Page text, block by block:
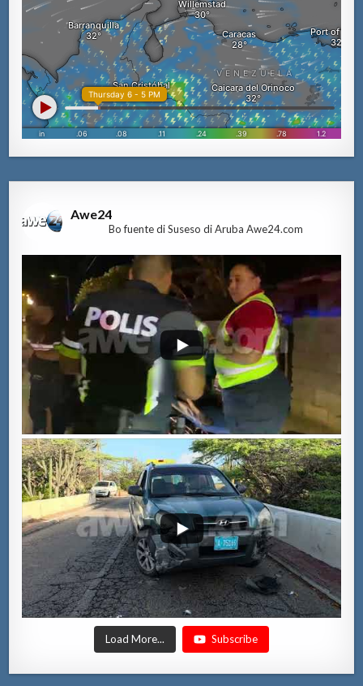
Awe24
Bo fuente di Suseso di Aruba Awe24.com
Load More... Subscribe